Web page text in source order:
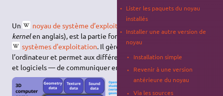
Un noyau de système d’exploitation
kernelen anglais), est la partie fondamentale de certains
systèmes d'exploitation . Il gère les ressources de
l’ordinateur et permet aux différents composants — matériels
et logiciels — de communiquer entre eux.
Lister les paquets du noyau
installés
Installer une autre version de
noyau
Installation simple
Revenir à une version
antérieure du noyau
Via les sources